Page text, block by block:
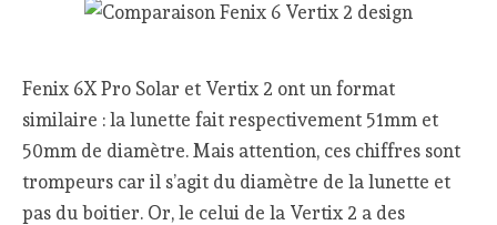
Fenix 6X Pro Solar et Vertix 2 ont un format
similaire : la lunette fait respectivement 51mm et
50mm de diamètre. Mais attention, ces chiffres sont
trompeurs car il s’agit du diamètre de la lunette et
pas du boitier. Or, le celui de la Vertix 2 a des